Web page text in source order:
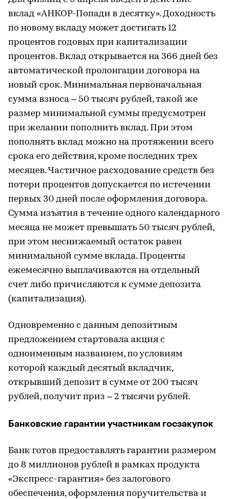
вклад «АНКОР-Попади в десятку». Доходность
по новому вкладу может достигать 12
процентов годовых при капитализации
процентов. Вклад открывается на 366 дней без
автоматической пролонгации договора на
новый срок. Минимальная первоначальная
сумма взноса – 50 тысяч рублей, такой же
размер минимальной суммы предусмотрен
при желании пополнить вклад. При этом
пополнять вклад можно на протяжении всего
срока его действия, кроме последних трех
месяцев. Частичное расходование средств без
потери процентов допускается по истечении
первых 30 дней после оформления договора.
Сумма изъятия в течение одного календарного
месяца не может превышать 50 тысяч рублей,
при этом неснижаемый остаток равен
минимальной сумме вклада. Проценты
ежемесячно выплачиваются на отдельный
счет либо причисляются к сумме депозита
(капитализация).
Одновременно с данным депозитным
предложением стартовала акция с
одноименным названием, по условиям
которой каждый десятый вкладчик,
открывший депозит в сумме от 200 тысяч
рублей, получит приз – 2 тысячи рублей.
Банковские гарантии участникам госзакупок
Банк готов предоставлять гарантии размером
до 8 миллионов рублей в рамках продукта
«Экспресс-гарантия» без залогового
обеспечения, оформления поручительства и